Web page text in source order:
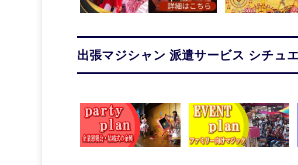
出張マジシャン 派遣サービス シチュ